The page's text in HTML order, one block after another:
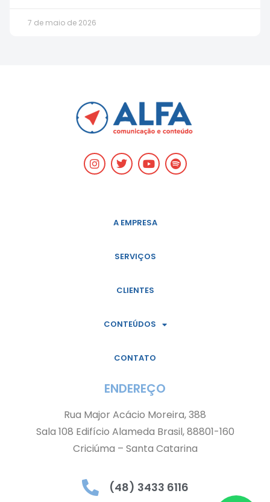
7 de maio de 2026
A EMPRESA
SERVIÇOS
CLIENTES
CONTEÚDOS
CONTATO
ENDEREÇO
Rua Major Acácio Moreira, 388
Sala 108 Edifício Alameda Brasil, 88801-160
Criciúma – Santa Catarina
(48) 3433 6116